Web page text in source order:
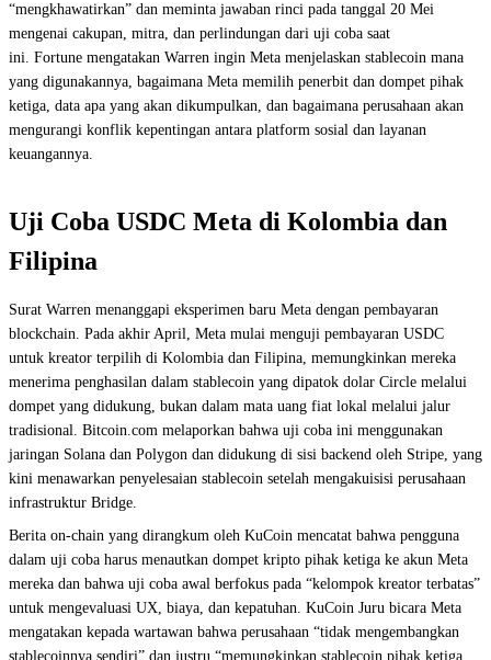
“mengkhawatirkan” dan meminta jawaban rinci pada tanggal 20 Mei
mengenai cakupan, mitra, dan perlindungan dari uji coba saat
ini. Fortune mengatakan Warren ingin Meta menjelaskan stablecoin mana
yang digunakannya, bagaimana Meta memilih penerbit dan dompet pihak
ketiga, data apa yang akan dikumpulkan, dan bagaimana perusahaan akan
mengurangi konflik kepentingan antara platform sosial dan layanan
keuangannya.
Uji Coba USDC Meta di Kolombia dan
Filipina
Surat Warren menanggapi eksperimen baru Meta dengan pembayaran
blockchain. Pada akhir April, Meta mulai menguji pembayaran USDC
untuk kreator terpilih di Kolombia dan Filipina, memungkinkan mereka
menerima penghasilan dalam stablecoin yang dipatok dolar Circle melalui
dompet yang didukung, bukan dalam mata uang fiat lokal melalui jalur
tradisional. Bitcoin.com melaporkan bahwa uji coba ini menggunakan
jaringan Solana dan Polygon dan didukung di sisi backend oleh Stripe, yang
kini menawarkan penyelesaian stablecoin setelah mengakuisisi perusahaan
infrastruktur Bridge.
Berita on-chain yang dirangkum oleh KuCoin mencatat bahwa pengguna
dalam uji coba harus menautkan dompet kripto pihak ketiga ke akun Meta
mereka dan bahwa uji coba awal berfokus pada “kelompok kreator terbatas”
untuk mengevaluasi UX, biaya, dan kepatuhan. KuCoin Juru bicara Meta
mengatakan kepada wartawan bahwa perusahaan “tidak mengembangkan
stablecoinnya sendiri” dan justru “memungkinkan stablecoin pihak ketiga